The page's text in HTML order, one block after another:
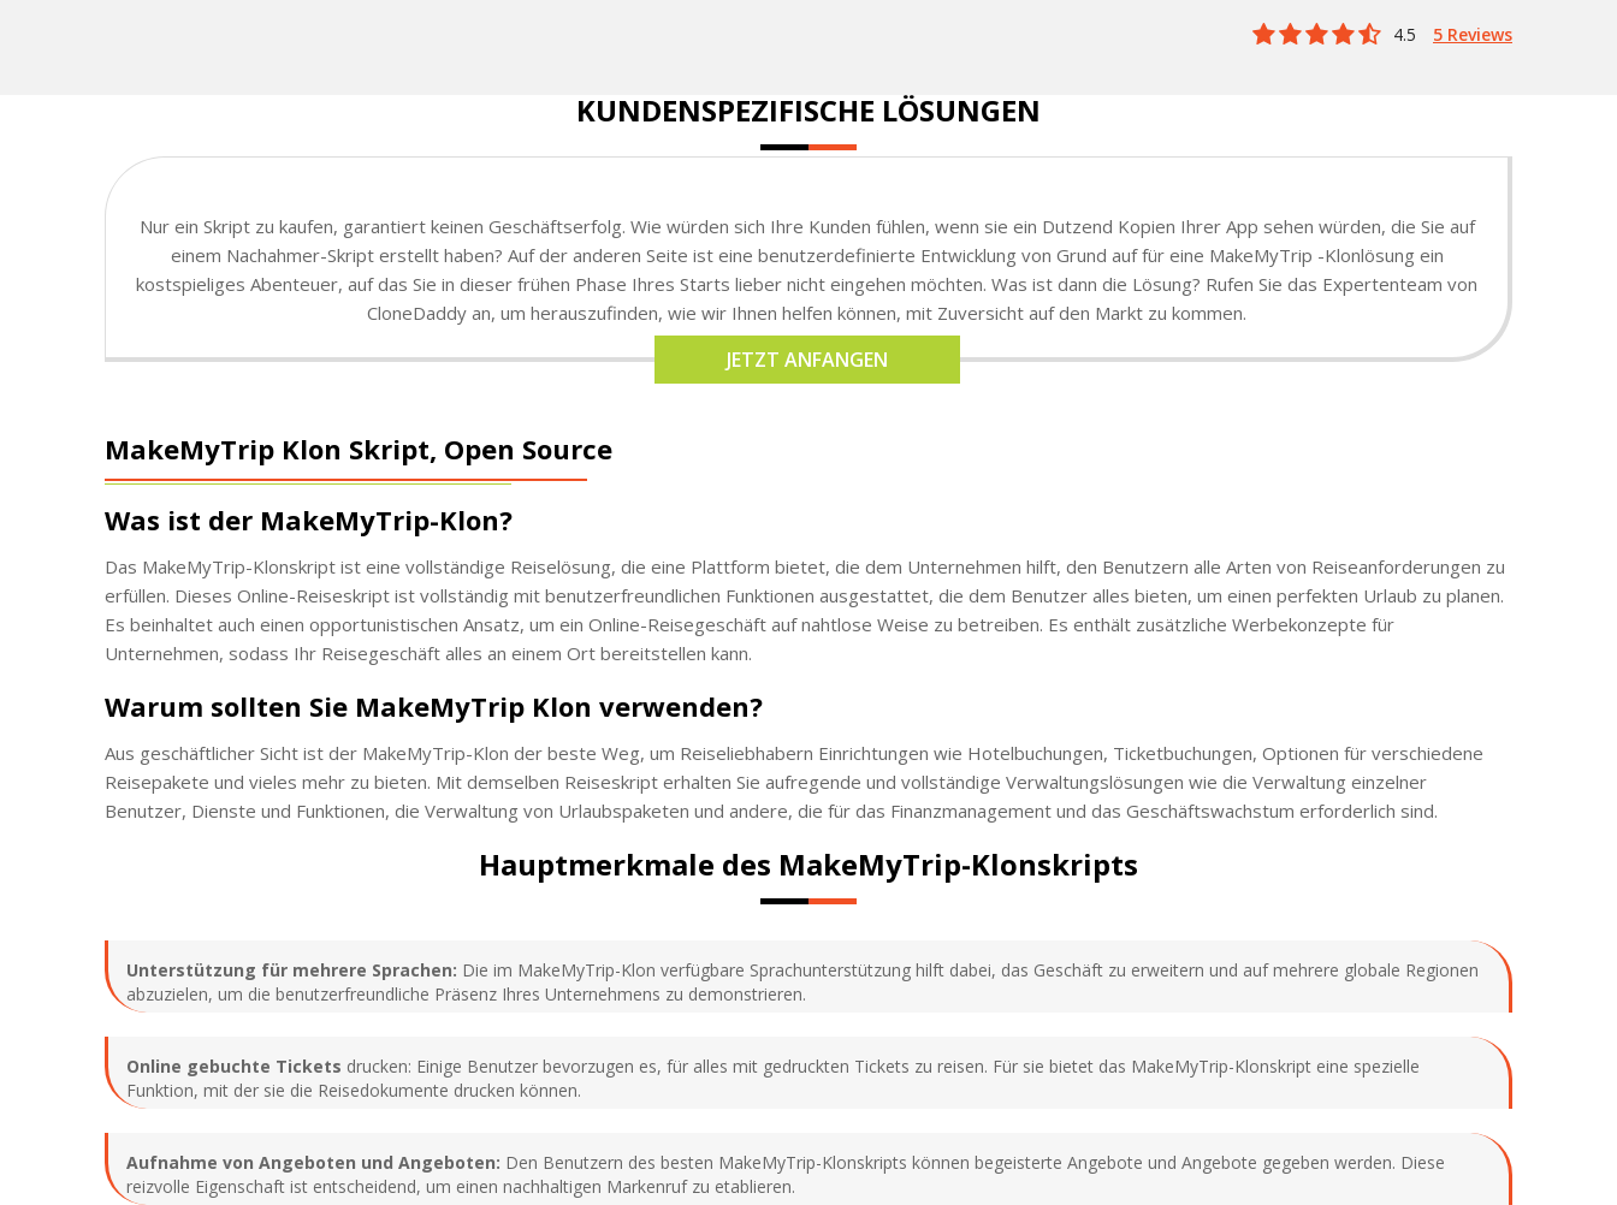
4.5 5 Reviews
KUNDENSPEZIFISCHE LÖSUNGEN
Nur ein Skript zu kaufen, garantiert keinen Geschäftserfolg. Wie würden sich Ihre Kunden fühlen, wenn sie ein Dutzend Kopien Ihrer App sehen würden, die Sie auf
einem Nachahmer-Skript erstellt haben? Auf der anderen Seite ist eine benutzerdefinierte Entwicklung von Grund auf für eine MakeMyTrip -Klonlösung ein
kostspieliges Abenteuer, auf das Sie in dieser frühen Phase Ihres Starts lieber nicht eingehen möchten. Was ist dann die Lösung? Rufen Sie das Expertenteam von
CloneDaddy an, um herauszufinden, wie wir Ihnen helfen können, mit Zuversicht auf den Markt zu kommen.
JETZT ANFANGEN
MakeMyTrip Klon Skript, Open Source
Was ist der MakeMyTrip-Klon?
Das MakeMyTrip-Klonskript ist eine vollständige Reiselösung, die eine Plattform bietet, die dem Unternehmen hilft, den Benutzern alle Arten von Reiseanforderungen zu
erfüllen. Dieses Online-Reiseskript ist vollständig mit benutzerfreundlichen Funktionen ausgestattet, die dem Benutzer alles bieten, um einen perfekten Urlaub zu planen.
Es beinhaltet auch einen opportunistischen Ansatz, um ein Online-Reisegeschäft auf nahtlose Weise zu betreiben. Es enthält zusätzliche Werbekonzepte für
Unternehmen, sodass Ihr Reisegeschäft alles an einem Ort bereitstellen kann.
Warum sollten Sie MakeMyTrip Klon verwenden?
Aus geschäftlicher Sicht ist der MakeMyTrip-Klon der beste Weg, um Reiseliebhabern Einrichtungen wie Hotelbuchungen, Ticketbuchungen, Optionen für verschiedene
Reisepakete und vieles mehr zu bieten. Mit demselben Reiseskript erhalten Sie aufregende und vollständige Verwaltungslösungen wie die Verwaltung einzelner
Benutzer, Dienste und Funktionen, die Verwaltung von Urlaubspaketen und andere, die für das Finanzmanagement und das Geschäftswachstum erforderlich sind.
Hauptmerkmale des MakeMyTrip-Klonskripts
Unterstützung für mehrere Sprachen: Die im MakeMyTrip-Klon verfügbare Sprachunterstützung hilft dabei, das Geschäft zu erweitern und auf mehrere globale Regionen
abzuzielen, um die benutzerfreundliche Präsenz Ihres Unternehmens zu demonstrieren.
Online gebuchte Tickets drucken: Einige Benutzer bevorzugen es, für alles mit gedruckten Tickets zu reisen. Für sie bietet das MakeMyTrip-Klonskript eine spezielle
Funktion, mit der sie die Reisedokumente drucken können.
Aufnahme von Angeboten und Angeboten: Den Benutzern des besten MakeMyTrip-Klonskripts können begeisterte Angebote und Angebote gegeben werden. Diese
reizvolle Eigenschaft ist entscheidend, um einen nachhaltigen Markenruf zu etablieren.